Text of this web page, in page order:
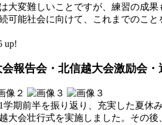
大変難しいことですが、練習の成
可能社会に向けて、これまでのこ
up!
報告会・北信越大会激励会
期前半を振り返り、充実した夏休
大会壮行式を実施しました。その